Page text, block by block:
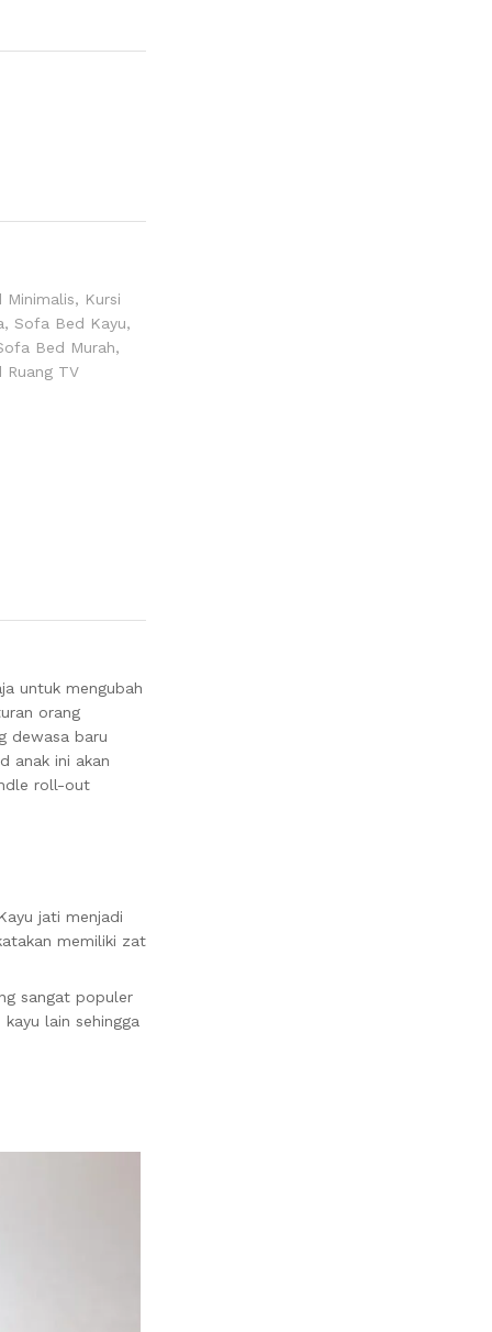
Minimalis, Kursi
, Sofa Bed Kayu,
Bed Murah,
Ruang TV
untuk mengubah
orang
dewasa baru
anak ini akan
roll-out
jati menjadi
memiliki zat
sangat populer
lain sehingga